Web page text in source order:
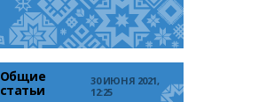
Общие
статьи
30 ИЮНЯ 2021,
12:25